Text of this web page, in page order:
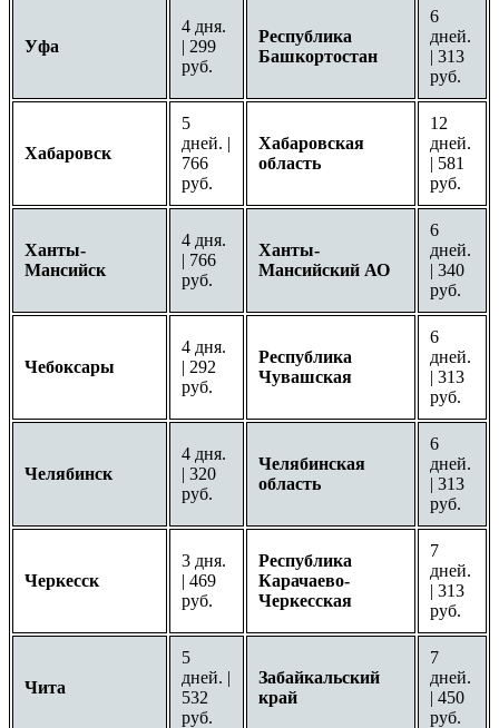
Уфа
4 дня.
| 299
руб.
Республика
Башкортостан
6
дней.
| 313
руб.
Хабаровск
5
дней. |
766
руб.
Хабаровская
область
12
дней.
| 581
руб.
Ханты-
Мансийск
4 дня.
| 766
руб.
Ханты-
Мансийский АО
6
дней.
| 340
руб.
Чебоксары
4 дня.
| 292
руб.
Республика
Чувашская
6
дней.
| 313
руб.
Челябинск
4 дня.
| 320
руб.
Челябинская
область
6
дней.
| 313
руб.
Черкесск
3 дня.
| 469
руб.
Республика
Карачаево-
Черкесская
7
дней.
| 313
руб.
Чита
5
дней. |
532
руб.
Забайкальский
край
7
дней.
| 450
руб.